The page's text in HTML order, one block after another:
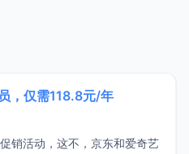
，仅需118.8元/年
销活动，这不，京东和爱奇艺